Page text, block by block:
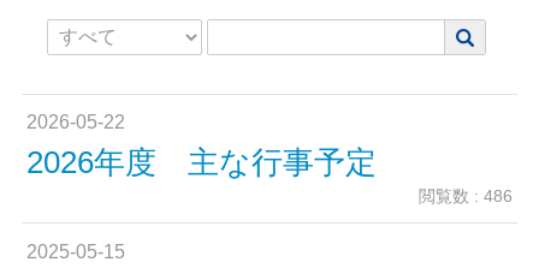
2026-05-22
2026年度 主な行事予定
閲覧数 : 486
2025-05-15